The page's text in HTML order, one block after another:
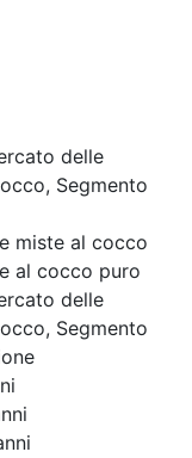
delle
Segmento
miste al cocco
al cocco puro
delle
Segmento